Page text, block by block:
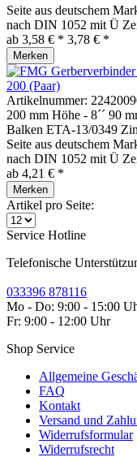
Seite aus deutschem
nach DIN 1052 mit Ü
ab 3,58 € * 3,78 € *
Merken
200 (Paar)
Artikelnummer:
200 mm Höhe - 8´´ 90
Balken ETA-13/0349
Seite aus deutschem
nach DIN 1052 mit Ü
ab 4,21 € *
Merken
Artikel pro Seite:
Service Hotline
Telefonische
033396 878116
Mo - Do: 9:00 - 15:00
Fr: 9:00 - 12:00 Uhr
Shop Service
Allgemeine
FAQ
Kontakt
Versand und
Widerrufsformular
Widerrufsrecht